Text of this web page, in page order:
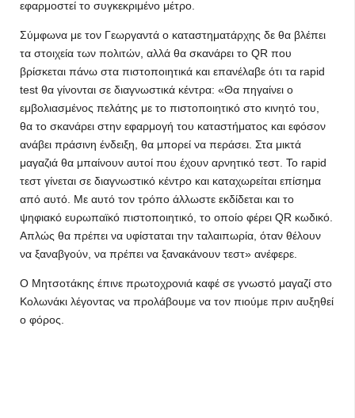
εφαρμοστεί το συγκεκριμένο μέτρο.
Σύμφωνα με τον Γεωργαντά ο καταστηματάρχης δε θα βλέπει
τα στοιχεία των πολιτών, αλλά θα σκανάρει το QR που
βρίσκεται πάνω στα πιστοποιητικά και επανέλαβε ότι τα rapid
test θα γίνονται σε διαγνωστικά κέντρα: «Θα πηγαίνει ο
εμβολιασμένος πελάτης με το πιστοποιητικό στο κινητό του,
θα το σκανάρει στην εφαρμογή του καταστήματος και εφόσον
ανάβει πράσινη ένδειξη, θα μπορεί να περάσει. Στα μικτά
μαγαζιά θα μπαίνουν αυτοί που έχουν αρνητικό τεστ. Το rapid
τεστ γίνεται σε διαγνωστικό κέντρο και καταχωρείται επίσημα
από αυτό. Με αυτό τον τρόπο άλλωστε εκδίδεται και το
ψηφιακό ευρωπαϊκό πιστοποιητικό, το οποίο φέρει QR κωδικό.
Απλώς θα πρέπει να υφίσταται την ταλαιπωρία, όταν θέλουν
να ξαναβγούν, να πρέπει να ξανακάνουν τεστ» ανέφερε.
O Μητσοτάκης έπινε πρωτοχρονιά καφέ σε γνωστό μαγαζί στο
Κολωνάκι λέγοντας να προλάβουμε να τον πιούμε πριν αυξηθεί
ο φόρος.